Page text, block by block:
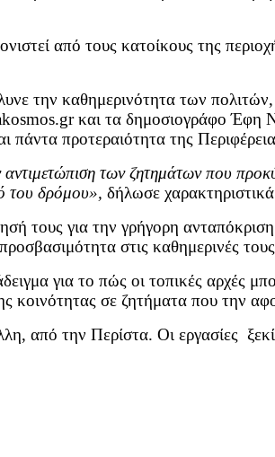
από τους κατοίκους της
την καθημερινότητα των
και τα δημοσιογράφο Έφη
πάντα προτεραιότητα της
αντιμετώπιση των ζητημάτων που
του δρόμου», δήλωσε
τους για την γρήγορη
στις καθημερινές
για το πώς οι τοπικές αρχές
κοινότητας σε ζητήματα που την
από την Περίστα. Οι εργασίες